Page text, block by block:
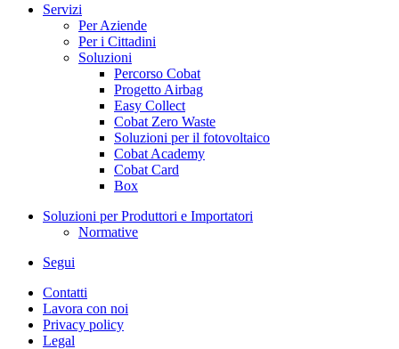
Servizi
Per Aziende
Per i Cittadini
Soluzioni
Percorso Cobat
Progetto Airbag
Easy Collect
Cobat Zero Waste
Soluzioni per il fotovoltaico
Cobat Academy
Cobat Card
Box
Soluzioni per Produttori e Importatori
Normative
Segui
Contatti
Lavora con noi
Privacy policy
Legal